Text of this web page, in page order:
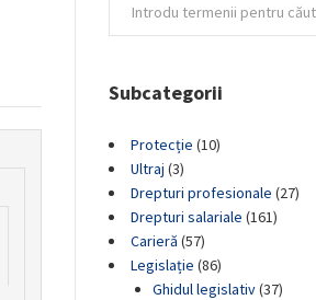
Subcategorii
Protecție (10)
Ultraj (3)
Drepturi profesionale (27)
Drepturi salariale (161)
Carieră (57)
Legislație (86)
Ghidul legislativ(37)